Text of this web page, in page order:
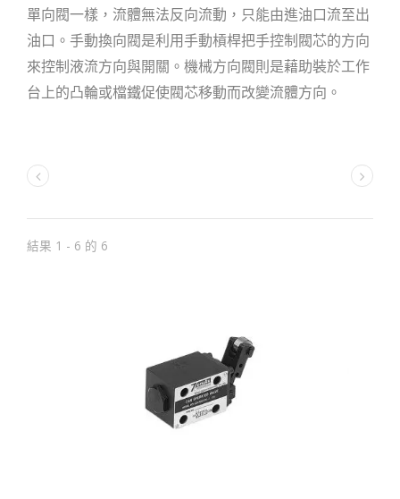
單向閥一樣，流體無法反向流動，只能由進油口流至出
油口。手動換向閥是利用手動槓桿把手控制閥芯的方向
來控制液流方向與開關。機械方向閥則是藉助裝於工作
台上的凸輪或檔鐵促使閥芯移動而改變流體方向。
結果 1 - 6 的 6